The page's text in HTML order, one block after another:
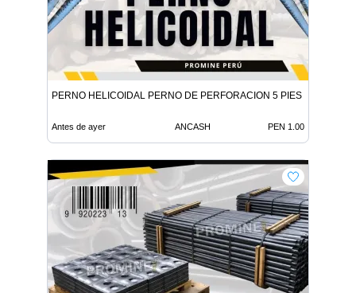
PERNO HELICOIDAL PERNO DE PERFORACION 5 PIES
Antes de ayer ANCASH PEN 1.00